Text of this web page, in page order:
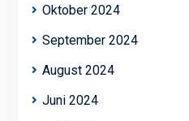
Oktober 2024
September 2024
August 2024
Juni 2024